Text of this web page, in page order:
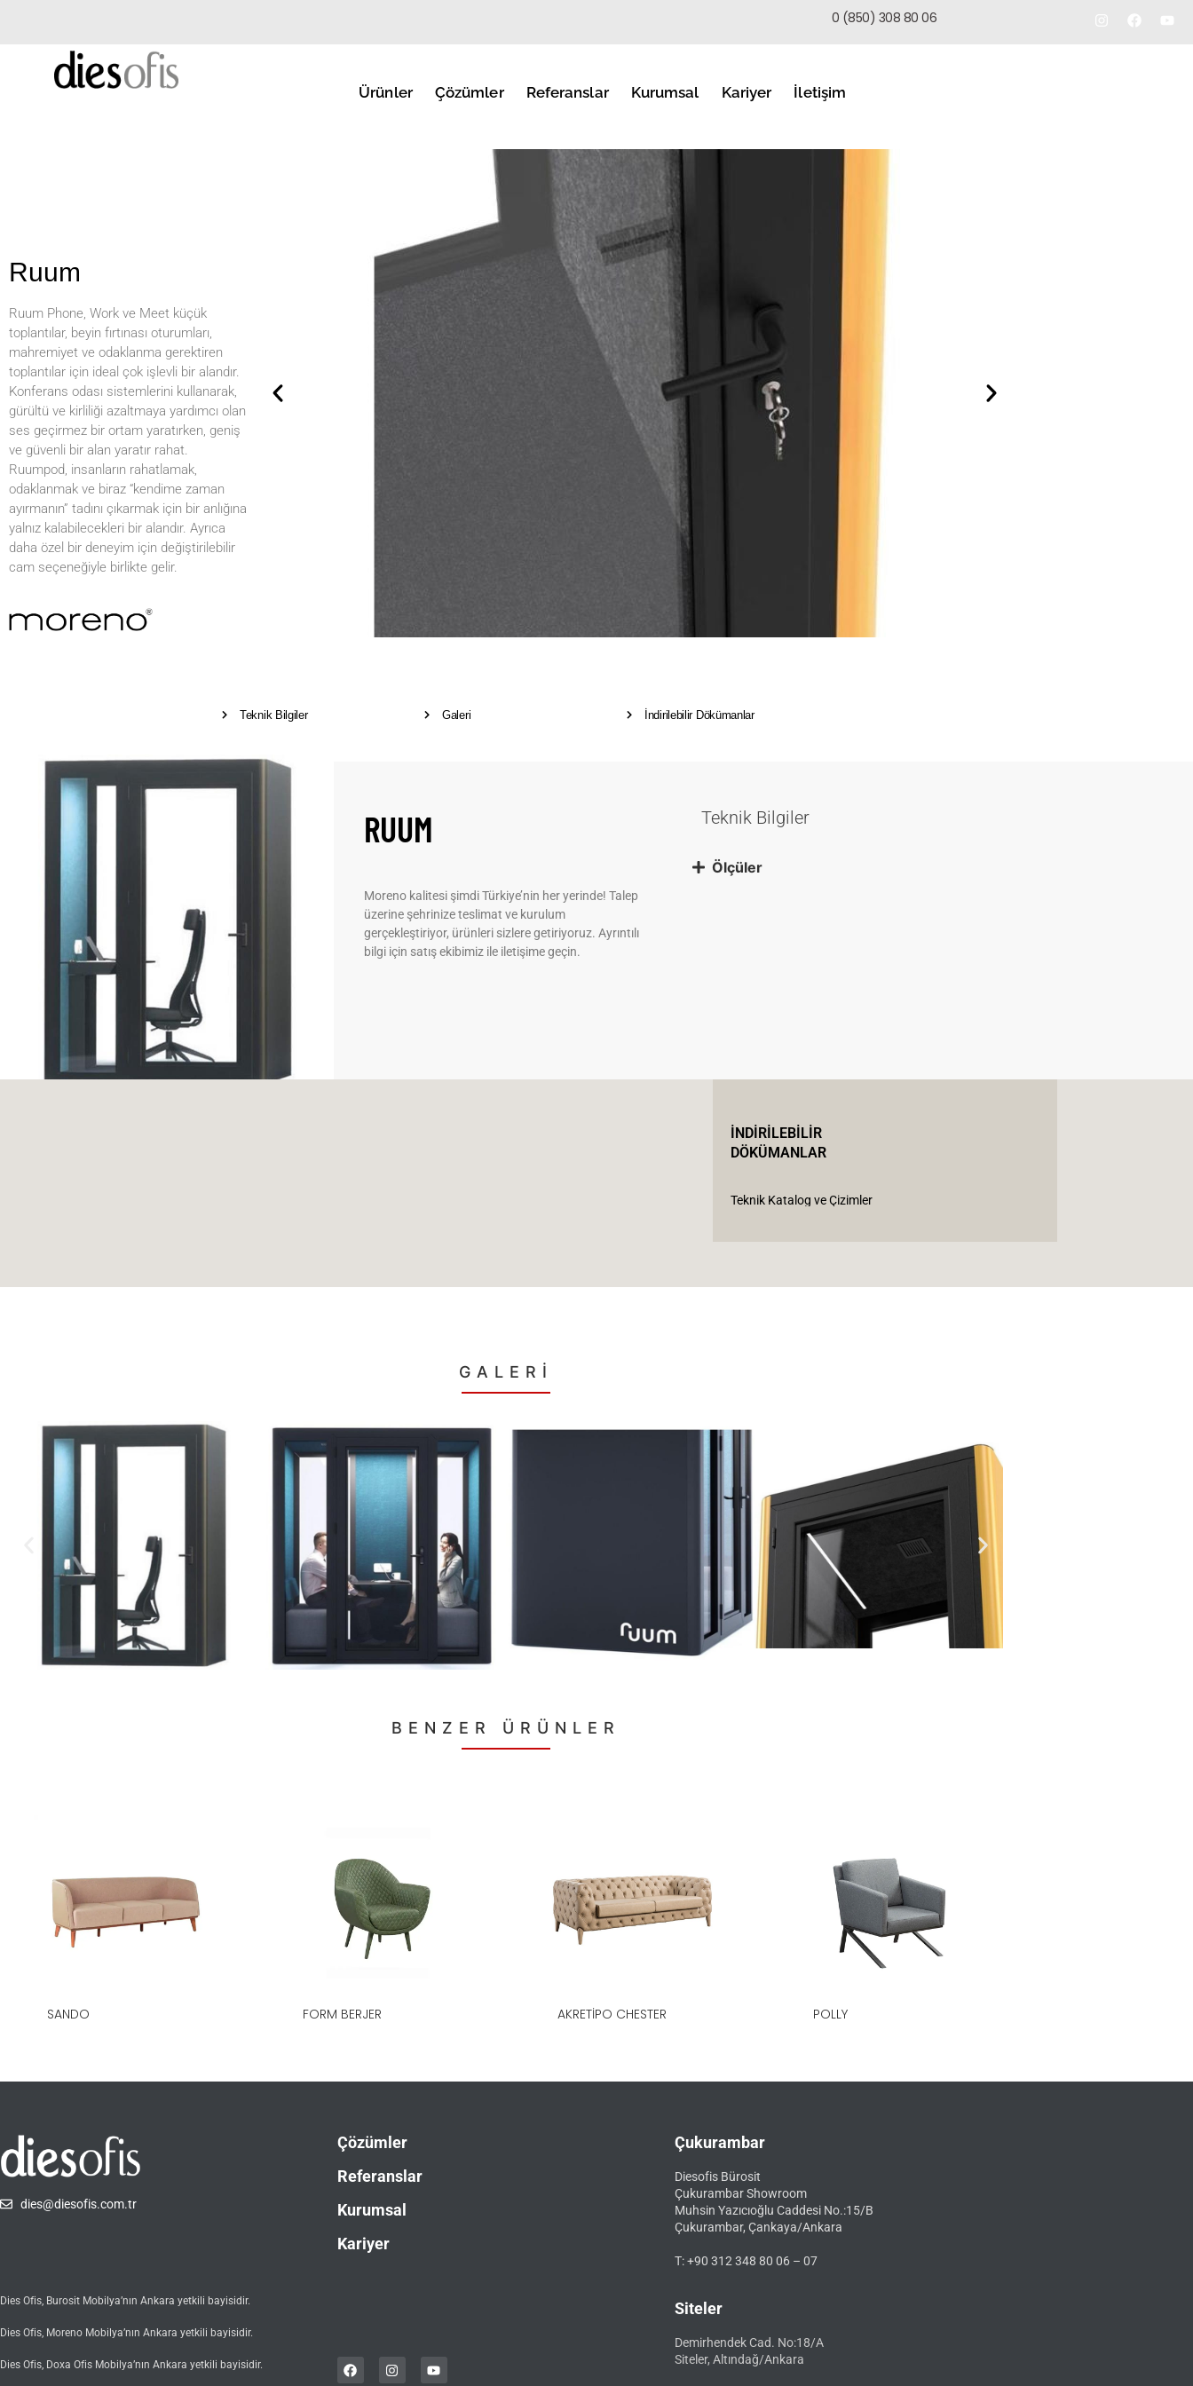
0 (850) 308 80 06
Ürünler Çözümler Referanslar Kurumsal Kariyer İletişim
Ruum
Ruum Phone, Work ve Meet küçük
toplantılar, beyin fırtınası oturumları,
mahremiyet ve odaklanma gerektiren
toplantılar için ideal çok işlevli bir alandır.
Konferans odası sistemlerini kullanarak,
gürültü ve kirliliği azaltmaya yardımcı olan
ses geçirmez bir ortam yaratırken, geniş
ve güvenli bir alan yaratır rahat.
Ruumpod, insanların rahatlamak,
odaklanmak ve biraz “kendime zaman
ayırmanın” tadını çıkarmak için bir anlığına
yalnız kalabilecekleri bir alandır. Ayrıca
daha özel bir deneyim için değiştirilebilir
cam seçeneğiyle birlikte gelir.
Teknik Bilgiler Galeri İndirilebilir Dökümanlar
RUUM
Moreno kalitesi şimdi Türkiye’nin her yerinde! Talep
üzerine şehrinize teslimat ve kurulum
gerçekleştiriyor, ürünleri sizlere getiriyoruz. Ayrıntılı
bilgi için satış ekibimiz ile iletişime geçin.
Teknik Bilgiler
Ölçüler
İNDİRİLEBİLİR
DÖKÜMANLAR
Teknik Katalog ve Çizimler
GALERİ
BENZER ÜRÜNLER
SANDO FORM BERJER AKRETIPO CHESTER POLLY
dies@diesofis.com.tr
Dies Ofis, Burosit Mobilya’nın Ankara yetkili bayisidir.
Dies Ofis, Moreno Mobilya’nın Ankara yetkili bayisidir.
Dies Ofis, Doxa Ofis Mobilya’nın Ankara yetkili bayisidir.
Çözümler
Referanslar
Kurumsal
Kariyer
Çukurambar
Diesofis Bürosit
Çukurambar Showroom
Muhsin Yazıcıoğlu Caddesi No.:15/B
Çukurambar, Çankaya/Ankara
T: +90 312 348 80 06 – 07
Siteler
Demirhendek Cad. No:18/A
Siteler, Altındağ/Ankara